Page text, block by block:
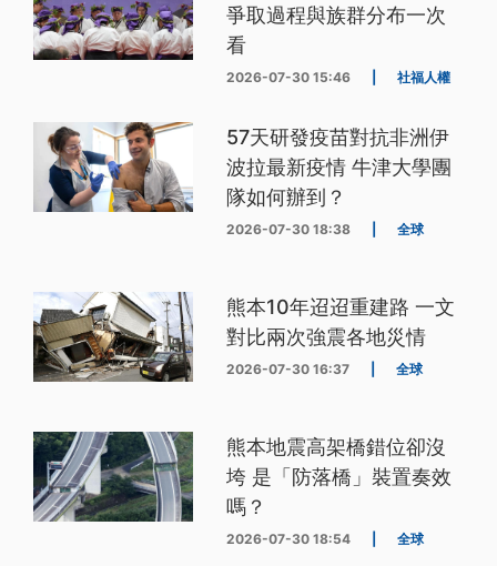
爭取過程與族群分布一次
看
2026-07-30 15:46 社福人權
57天研發疫苗對抗非洲伊
波拉最新疫情 牛津大學團
隊如何辦到？
2026-07-30 18:38 全球
熊本10年迢迢重建路 一文
對比兩次強震各地災情
2026-07-30 16:37 全球
熊本地震高架橋錯位卻沒
垮 是「防落橋」裝置奏效
嗎？
2026-07-30 18:54 全球